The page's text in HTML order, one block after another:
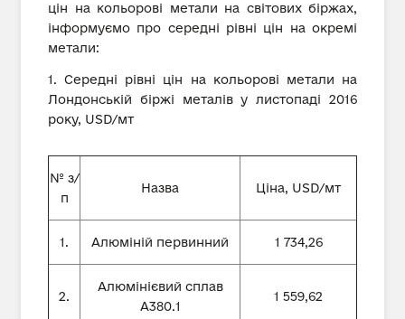
цін на кольорові метали на світових біржах,
інформуємо про середні рівні цін на окремі
метали:
1. Середні рівні цін на кольорові метали на
Лондонській біржі металів у листопаді 2016
року, USD/мт
№ з/
п
Назва Ціна, USD/мт
1. Алюміній первинний 1 734,26
2.
Алюмінієвий сплав
А380.1
1 559,62